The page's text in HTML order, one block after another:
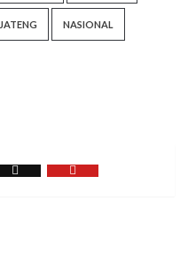
JATENG NASIONAL